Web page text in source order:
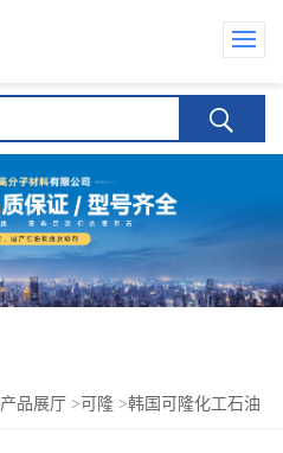
产品展厅 > 可隆 >韩国可隆化工石油